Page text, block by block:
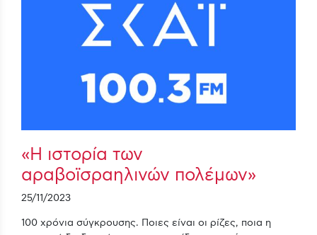
«Η ιστορία των
αραβοϊσραηλινών πολέμων»
25/11/2023
100 χρόνια σύγκρουσης. Ποιες είναι οι ρίζες, ποια η